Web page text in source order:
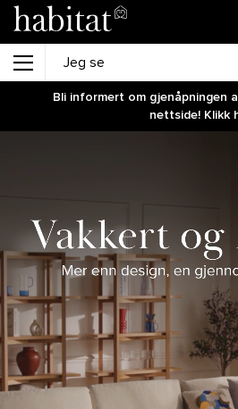
Bli informert om gjenåpningen
nettside! Klikk